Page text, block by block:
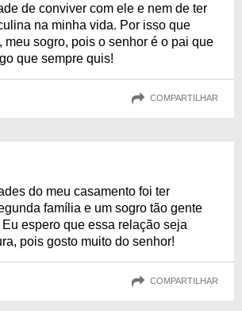
de conviver com ele e nem de ter
na minha vida. Por isso que
meu sogro, pois o senhor é o pai que
que sempre quis!
COMPARTILHAR
do meu casamento foi ter
família e um sogro tão gente
espero que essa relação seja
pois gosto muito do senhor!
COMPARTILHAR